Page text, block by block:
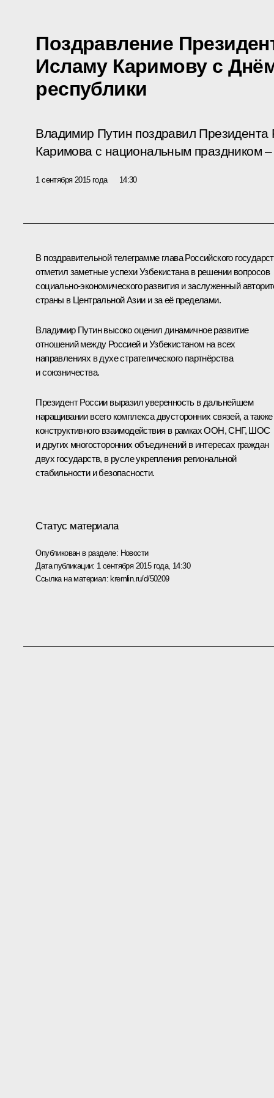
Поздравление
Исламу Каримову с
республики
Владимир Путин поздравил Президента
Каримова с национальным праздником
1 сентября 2015 года 14:30
В поздравительной телеграмме глава Российского
отметил заметные успехи Узбекистана в решении вопросов
социально-экономического развития и заслуженный
страны в Центральной Азии и за её пределами.
Владимир Путин высоко оценил динамичное развитие
отношений между Россией и Узбекистаном на всех
направлениях в духе стратегического партнёрства
и союзничества.
Президент России выразил уверенность в дальнейшем
наращивании всего комплекса двусторонних связей, а также
конструктивного взаимодействия в рамках ООН,СНГ, ШОС
и других многосторонних объединений в интересах граждан
двух государств, в русле укрепления региональной
стабильности и безопасности.
Статус материала
Опубликован в разделе: Новости
Дата публикации: 1 сентября 2015 года, 14:30
Ссылка на материал: kremlin.ru/d/50209